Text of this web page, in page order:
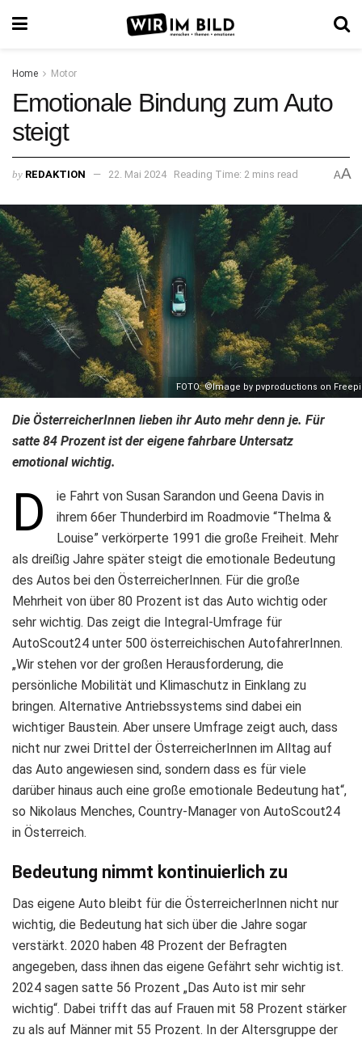
Home Motor
Emotionale Bindung zum Auto
steigt
by REDAKTION 22. Mai 2024 Reading Time: 2 mins read AA
FOTO: ©Image by pvproductions on
Die ÖsterreicherInnen lieben ihr Auto mehr denn je. Für
satte 84 Prozent ist der eigene fahrbare Untersatz
emotional wichtig.
D
ie Fahrt von Susan Sarandon und Geena Davis in
ihrem 66er Thunderbird im Roadmovie “Thelma &
Louise” verkörperte 1991 die große Freiheit. Mehr
als dreißig Jahre später steigt die emotionale Bedeutung
des Autos bei den ÖsterreicherInnen. Für die große
Mehrheit von über 80 Prozent ist das Auto wichtig oder
sehr wichtig. Das zeigt die Integral-Umfrage für
AutoScout24 unter 500 österreichischen AutofahrerInnen.
„Wir stehen vor der großen Herausforderung, die
persönliche Mobilität und Klimaschutz in Einklang zu
bringen. Alternative Antriebssystems sind dabei ein
wichtiger Baustein. Aber unsere Umfrage zeigt auch, dass
nicht nur zwei Drittel der ÖsterreicherInnen im Alltag auf
das Auto angewiesen sind, sondern dass es für viele
darüber hinaus auch eine große emotionale Bedeutung hat“,
so Nikolaus Menches, Country-Manager von AutoScout24
in Österreich.
Bedeutung nimmt kontinuierlich zu
Das eigene Auto bleibt für die ÖsterreicherInnen nicht nur
wichtig, die Bedeutung hat sich über die Jahre sogar
verstärkt. 2020 haben 48 Prozent der Befragten
angegeben, dass ihnen das eigene Gefährt sehr wichtig ist.
2024 sagen satte 56 Prozent „Das Auto ist mir sehr
wichtig“. Dabei trifft das auf Frauen mit 58 Prozent stärker
zu als auf Männer mit 55 Prozent. In der Altersgruppe der